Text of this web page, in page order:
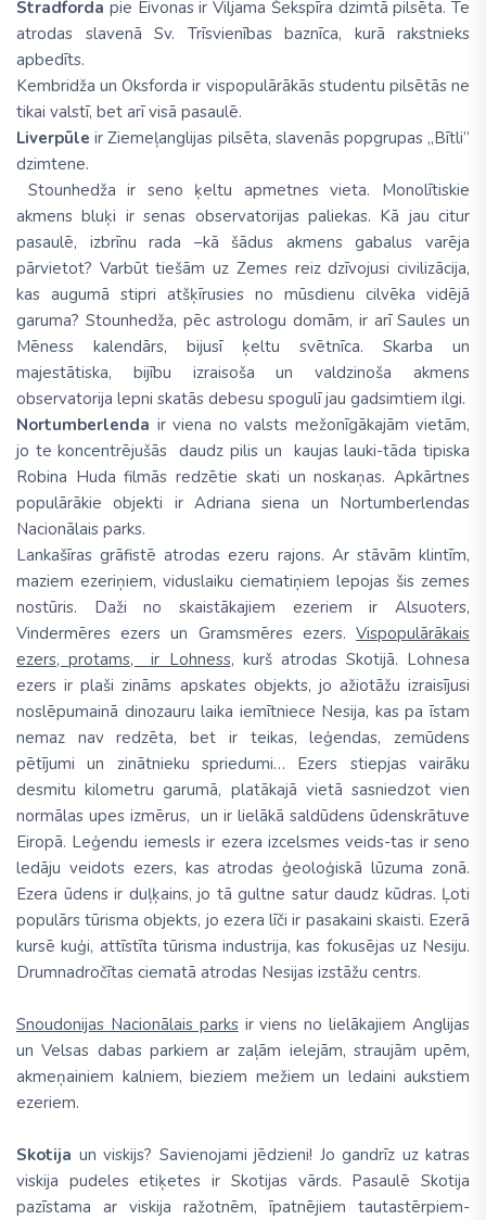
Stradforda pie Eivonas ir Viljama Šekspīra dzimtā pilsēta. Te
atrodas slavenā Sv. Trīsvienības baznīca, kurā rakstnieks
apbedīts.
Kembridža un Oksforda ir vispopulārākās studentu pilsētās ne
tikai valstī, bet arī visā pasaulē.
Liverpūle ir Ziemeļanglijas pilsēta, slavenās popgrupas „Bītli”
dzimtene.
Stounhedža ir seno ķeltu apmetnes vieta. Monolītiskie
akmens bluķi ir senas observatorijas paliekas. Kā jau citur
pasaulē, izbrīnu rada –kā šādus akmens gabalus varēja
pārvietot? Varbūt tiešām uz Zemes reiz dzīvojusi civilizācija,
kas augumā stipri atšķīrusies no mūsdienu cilvēka vidējā
garuma? Stounhedža, pēc astrologu domām, ir arī Saules un
Mēness kalendārs, bijusī ķeltu svētnīca. Skarba un
majestātiska, bijību izraisoša un valdzinoša akmens
observatorija lepni skatās debesu spogulī jau gadsimtiem ilgi.
Nortumberlenda ir viena no valsts mežonīgākajām vietām,
jo te koncentrējušās daudz pilis un kaujas lauki-tāda tipiska
Robina Huda filmās redzētie skati un noskaņas. Apkārtnes
populārākie objekti ir Adriana siena un Nortumberlendas
Nacionālais parks.
Lankašīras grāfistē atrodas ezeru rajons. Ar stāvām klintīm,
maziem ezeriņiem, viduslaiku ciematiņiem lepojas šis zemes
nostūris. Daži no skaistākajiem ezeriem ir Alsuoters,
Vindermēres ezers un Gramsmēres ezers. Vispopulārākais
ezers, protams, ir Lohness, kurš atrodas Skotijā. Lohnesa
ezers ir plaši zināms apskates objekts, jo ažiotāžu izraisījusi
noslēpumainā dinozauru laika iemītniece Nesija, kas pa īstam
nemaz nav redzēta, bet ir teikas, leģendas, zemūdens
pētījumi un zinātnieku spriedumi… Ezers stiepjas vairāku
desmitu kilometru garumā, platākajā vietā sasniedzot vien
normālas upes izmērus, un ir lielākā saldūdens ūdenskrātuve
Eiropā. Leģendu iemesls ir ezera izcelsmes veids-tas ir seno
ledāju veidots ezers, kas atrodas ģeoloģiskā lūzuma zonā.
Ezera ūdens ir duļķains, jo tā gultne satur daudz kūdras. Ļoti
populārs tūrisma objekts, jo ezera līči ir pasakaini skaisti. Ezerā
kursē kuģi, attīstīta tūrisma industrija, kas fokusējas uz Nesiju.
Drumnadročītas ciematā atrodas Nesijas izstāžu centrs.
Snoudonijas Nacionālais parksir viens no lielākajiem Anglijas
un Velsas dabas parkiem ar zaļām ielejām, straujām upēm,
akmeņainiem kalniem, bieziem mežiem un ledaini aukstiem
ezeriem.
Skotija un viskijs? Savienojami jēdzieni! Jo gandrīz uz katras
viskija pudeles etiķetes ir Skotijas vārds. Pasaulē Skotija
pazīstama ar viskija ražotnēm, īpatnējiem tautastērpiem-